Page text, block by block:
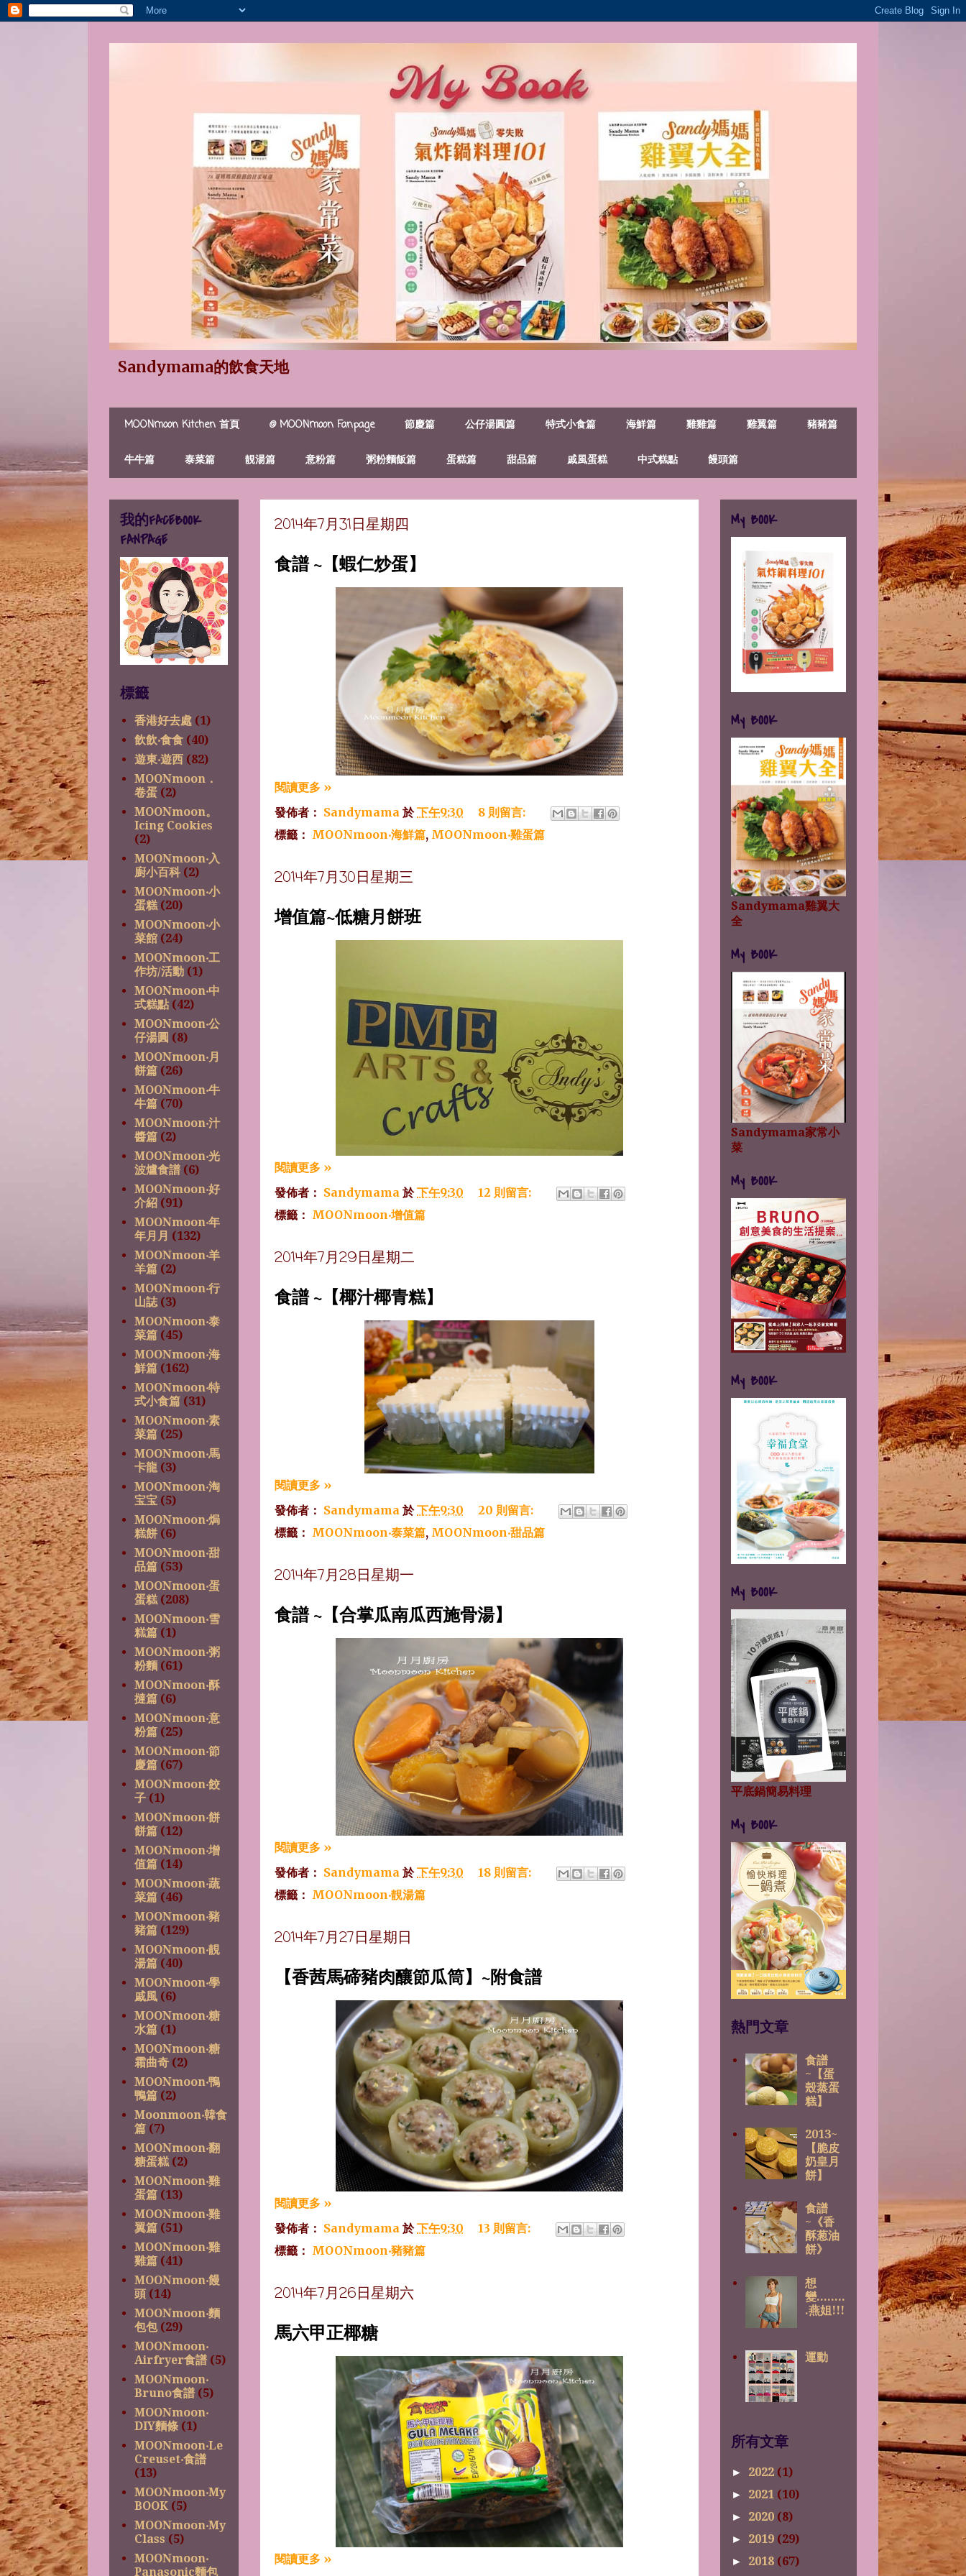
Sandymama的飲食天地
MOONmoon Kitchen 首頁 @ MOONmoon Fanpage 節慶篇 公仔湯圓篇 特式小食篇 海鮮篇 雞雞篇 雞翼篇 豬豬篇
牛牛篇 泰菜篇 靚湯篇 意粉篇 粥粉麵飯篇 蛋糕篇 甜品篇 戚風蛋糕 中式糕點 饅頭篇
2014年7月31日星期四
食譜 ~【蝦仁炒蛋】
閱讀更多 »
發佈者： Sandymama 於下午9:30
8 則留言:
標籤： MOONmoon‧海鮮篇, MOONmoon‧雞蛋篇
2014年7月30日星期三
增值篇~低糖月餅班
閱讀更多 »
發佈者： Sandymama 於下午9:30
12 則留言:
標籤： MOONmoon‧增值篇
2014年7月29日星期二
食譜 ~【椰汁椰青糕】
閱讀更多 »
發佈者： Sandymama 於下午9:30
20 則留言:
標籤： MOONmoon‧泰菜篇, MOONmoon‧甜品篇
2014年7月28日星期一
食譜 ~【合掌瓜南瓜西施骨湯】
閱讀更多 »
發佈者： Sandymama 於下午9:30
18 則留言:
標籤： MOONmoon‧靚湯篇
2014年7月27日星期日
【香茜馬碲豬肉釀節瓜筒】~附食譜
閱讀更多 »
發佈者： Sandymama 於下午9:30
13 則留言:
標籤： MOONmoon‧豬豬篇
2014年7月26日星期六
馬六甲正椰糖
閱讀更多 »
我的FACEBOOK
FANPAGE
標籤
香港好去處 (1)
飲飲‧食食 (40)
遊東‧遊西 (82)
MOONmoon．
卷蛋 (2)
MOONmoon。
Icing Cookies
(2)
MOONmoon‧入
廚小百科 (2)
MOONmoon‧小
蛋糕 (20)
MOONmoon‧小
菜館 (24)
MOONmoon‧工
作坊/活動 (1)
MOONmoon‧中
式糕點 (42)
MOONmoon‧公
仔湯圓 (8)
MOONmoon‧月
餅篇 (26)
MOONmoon‧牛
牛篇 (70)
MOONmoon‧汁
醬篇 (2)
MOONmoon‧光
波爐食譜 (6)
MOONmoon‧好
介紹 (91)
MOONmoon‧年
年月月 (132)
MOONmoon‧羊
羊篇 (2)
MOONmoon‧行
山誌 (3)
MOONmoon‧泰
菜篇 (45)
MOONmoon‧海
鮮篇 (162)
MOONmoon‧特
式小食篇 (31)
MOONmoon‧素
菜篇 (25)
MOONmoon‧馬
卡龍 (3)
MOONmoon‧淘
宝宝 (5)
MOONmoon‧焗
糕餅 (6)
MOONmoon‧甜
品篇 (53)
MOONmoon‧蛋
蛋糕 (208)
MOONmoon‧雪
糕篇 (1)
MOONmoon‧粥
粉麵 (61)
MOONmoon‧酥
撻篇 (6)
MOONmoon‧意
粉篇 (25)
MOONmoon‧節
慶篇 (67)
MOONmoon‧餃
子 (1)
MOONmoon‧餅
餅篇 (12)
MOONmoon‧增
值篇 (14)
MOONmoon‧蔬
菜篇 (46)
MOONmoon‧豬
豬篇 (129)
MOONmoon‧靚
湯篇 (40)
MOONmoon‧學
戚風 (6)
MOONmoon‧糖
水篇 (1)
MOONmoon‧糖
霜曲奇 (2)
MOONmoon‧鴨
鴨篇 (2)
Moonmoon‧韓食
篇 (7)
MOONmoon‧翻
糖蛋糕 (2)
MOONmoon‧雞
蛋篇 (13)
MOONmoon‧雞
翼篇 (51)
MOONmoon‧雞
雞篇 (41)
MOONmoon‧饅
頭 (14)
MOONmoon‧麵
包包 (29)
MOONmoon‧
Airfryer食譜 (5)
MOONmoon‧
Bruno食譜 (5)
MOONmoon‧
DIY麵條 (1)
MOONmoon‧Le
Creuset‧食譜
(13)
MOONmoon‧My
BOOK (5)
MOONmoon‧My
Class (5)
MOONmoon‧
Panasonic麵包
My BOOK
My BOOK
Sandymama雞翼大
全
My BOOK
Sandymama家常小
菜
My BOOK
My BOOK
My BOOK
平底鍋簡易料理
My BOOK
熱門文章
食譜
~【蛋
殼蒸蛋
糕】
2013~
【脆皮
奶皇月
餅】
食譜
~《香
酥葱油
餅》
想
變........
.燕姐!!!
運動
所有文章
► 2022 (1)
► 2021 (10)
► 2020 (8)
► 2019 (29)
► 2018 (67)